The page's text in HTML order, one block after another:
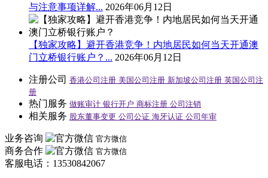
与注意事项详解... 2026年06月12日
【独家攻略】避开香港竞争！内地居民如何当天开通澳
门立桥银行账户？... 2026年06月12日
注册公司 香港公司注册 美国公司注册 新加坡公司注册 英国公司注
册
热门服务 做账审计 银行开户 商标注册 公司注销
相关服务 股东董事变更 公司公证 海牙认证 公司年审
业务咨询 官方微信
商务合作 官方微信
客服电话：13530842067